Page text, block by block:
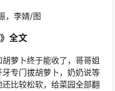
李婧/图
全文
萝卜终于能收了，哥哥姐
专门拔胡萝卜，奶奶说等
比较松软，给菜园全部翻